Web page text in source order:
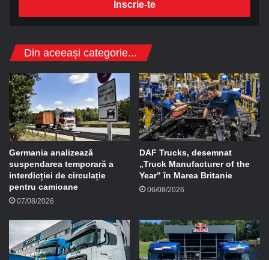
s
d
-
m
a
i
l
Din aceeași categorie...
Germania analizează
suspendarea temporară a
interdicției de circulație
pentru camioane
07/08/2026
DAF Trucks, desemnat
„Truck Manufacturer of the
Year” în Marea Britanie
06/08/2026